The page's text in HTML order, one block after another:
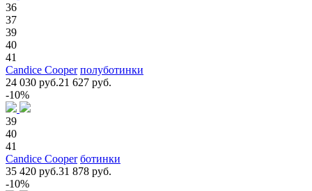
36
37
39
40
41
Candice Cooper полуботинки
24 030 руб.21 627 руб.
-10%
39
40
41
Candice Cooper ботинки
35 420 руб.31 878 руб.
-10%